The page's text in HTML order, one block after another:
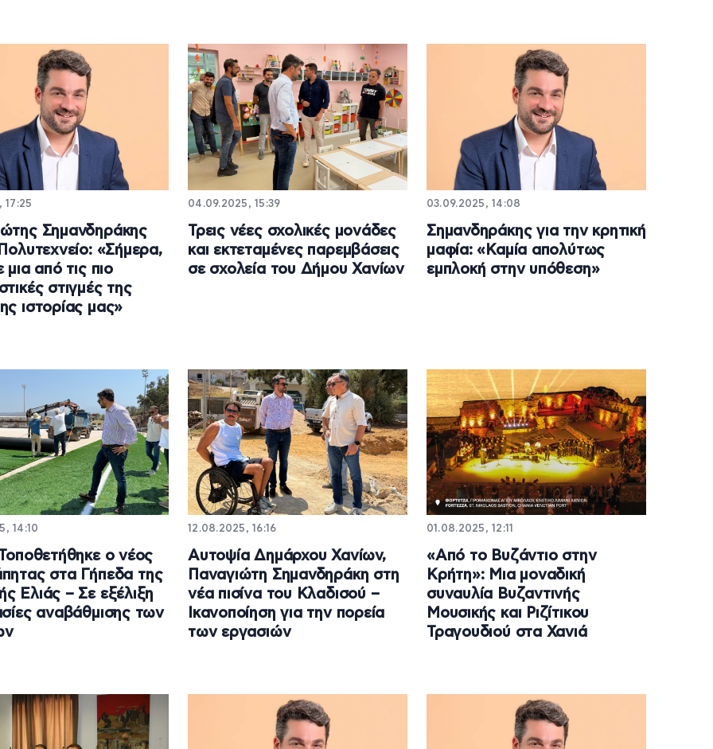
17:25
Σημανδηράκης
«Σήμερα,
μια από τις πιο
στιγμές της
ιστορίας μας»
04.09.2025, 15:39
Τρεις νέες σχολικές μονάδες
και εκτεταμένες παρεμβάσεις
σε σχολεία του Δήμου Χανίων
03.09.2025, 14:08
Σημανδηράκης για την κρητική
μαφία: «Καμία απολύτως
εμπλοκή στην υπόθεση»
14:10
ο νέος
στα Γήπεδα της
Ελιάς – Σε εξέλιξη
αναβάθμισης των
12.08.2025, 16:16
Αυτοψία Δημάρχου Χανίων,
Παναγιώτη Σημανδηράκη στη
νέα πισίνα του Κλαδισού –
Ικανοποίηση για την πορεία
των εργασιών
01.08.2025, 12:11
«Από το Βυζάντιο στην
Κρήτη»: Μια μοναδική
συναυλία Βυζαντινής
Μουσικής και Ριζίτικου
Τραγουδιού στα Χανιά